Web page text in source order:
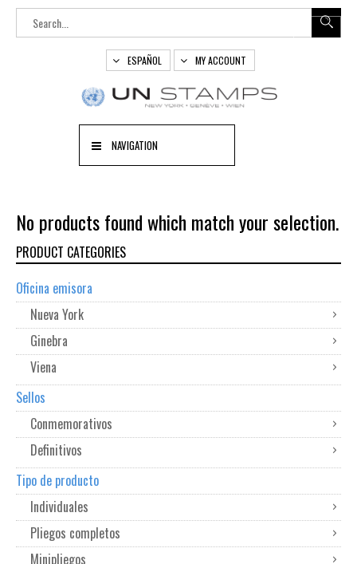
ESPAÑOL MY ACCOUNT
NAVIGATION
No products found which match your selection.
PRODUCT CATEGORIES
Oficina emisora
Nueva York
Ginebra
Viena
Sellos
Conmemorativos
Definitivos
Tipo de producto
Individuales
Pliegos completos
Minipliegos